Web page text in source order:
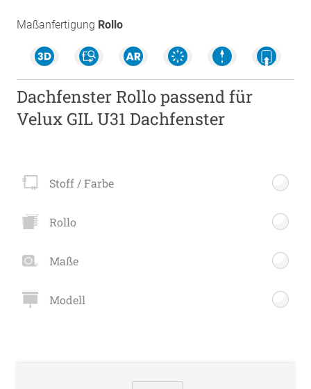
Maßanfertigung Rollo
Dachfenster Rollo passend für
Velux GIL U31 Dachfenster
Stoff / Farbe
Rollo
Maße
Modell